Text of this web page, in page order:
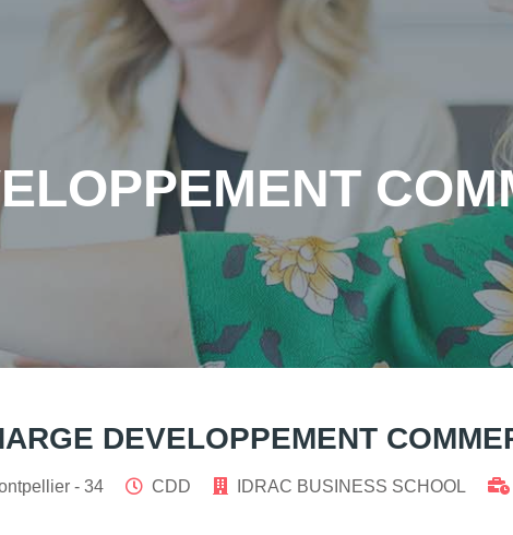
DEVELOPPEMENT
- 34 CDD IDRAC BUSINESS SCHOOL